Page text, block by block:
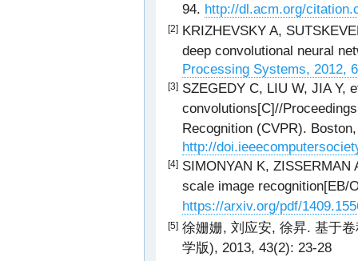
94. http://dl.acm.org/
[2] KRIZHEVSKY A,
deep convolutional neural
Processing Systems, 2012,
[3] SZEGEDY C, LIU W, JIA Y,
convolutions[C]//
Recognition (CVPR).
http://
[4] SIMONYAN K,
scale image recognition[EB/
https://arxiv.org/pdf/
[5] 徐姗姗, 刘应安, 徐昇. 基于
学版), 2013, 43(2): 23-28